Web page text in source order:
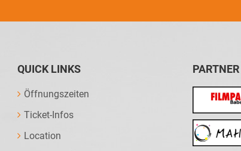
QUICK LINKS
Öffnungszeiten
Ticket-Infos
Location